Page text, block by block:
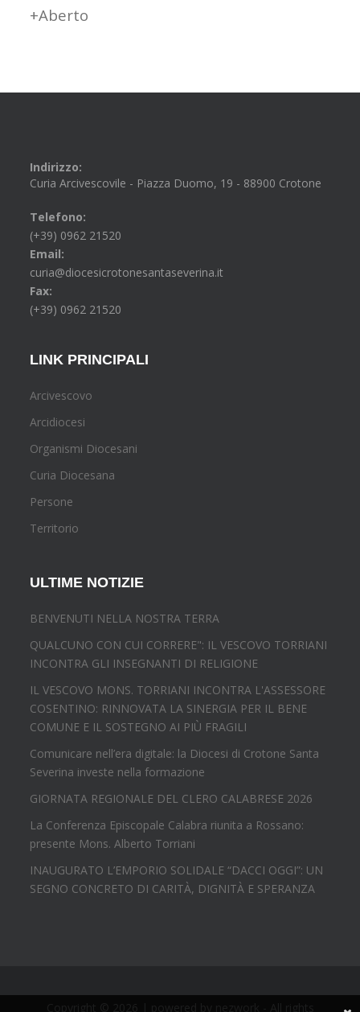
+Aberto
Indirizzo:
Curia Arcivescovile - Piazza Duomo, 19 - 88900 Crotone
Telefono:
(+39) 0962 21520
Email:
curia@diocesicrotonesantaseverina.it
Fax:
(+39) 0962 21520
LINK PRINCIPALI
Arcivescovo
Arcidiocesi
Organismi Diocesani
Curia Diocesana
Persone
Territorio
ULTIME NOTIZIE
BENVENUTI NELLA NOSTRA TERRA
QUALCUNO CON CUI CORRERE": IL VESCOVO TORRIANI
INCONTRA GLI INSEGNANTI DI RELIGIONE
IL VESCOVO MONS. TORRIANI INCONTRA L'ASSESSORE
COSENTINO: RINNOVATA LA SINERGIA PER IL BENE
COMUNE E IL SOSTEGNO AI PIÙ FRAGILI
Comunicare nell’era digitale: la Diocesi di Crotone Santa
Severina investe nella formazione
GIORNATA REGIONALE DEL CLERO CALABRESE 2026
La Conferenza Episcopale Calabra riunita a Rossano:
presente Mons. Alberto Torriani
INAUGURATO L’EMPORIO SOLIDALE “DACCI OGGI”: UN
SEGNO CONCRETO DI CARITÀ, DIGNITÀ E SPERANZA